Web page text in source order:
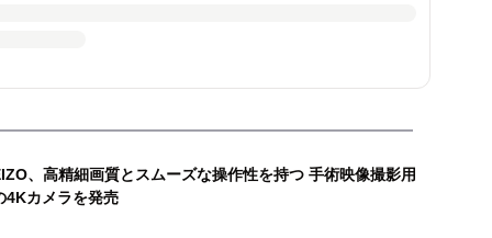
、高精細画質とスムーズな操作性を持つ 手術映像撮影用
4Kカメラを発売